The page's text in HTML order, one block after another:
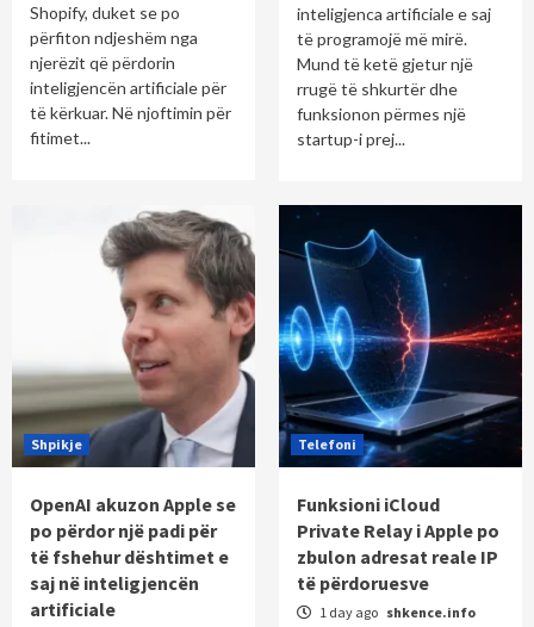
Shopify, duket se po
përfiton ndjeshëm nga
njerëzit që përdorin
inteligjencën artificiale për
të kërkuar. Në njoftimin për
fitimet...
inteligjenca artificiale e saj
të programojë më mirë.
Mund të ketë gjetur një
rrugë të shkurtër dhe
funksionon përmes një
startup-i prej...
Shpikje
OpenAI akuzon Apple se
po përdor një padi për
të fshehur dështimet e
saj në inteligjencën
artificiale
Telefoni
Funksioni iCloud
Private Relay i Apple po
zbulon adresat reale IP
të përdoruesve
1 day ago shkence.info